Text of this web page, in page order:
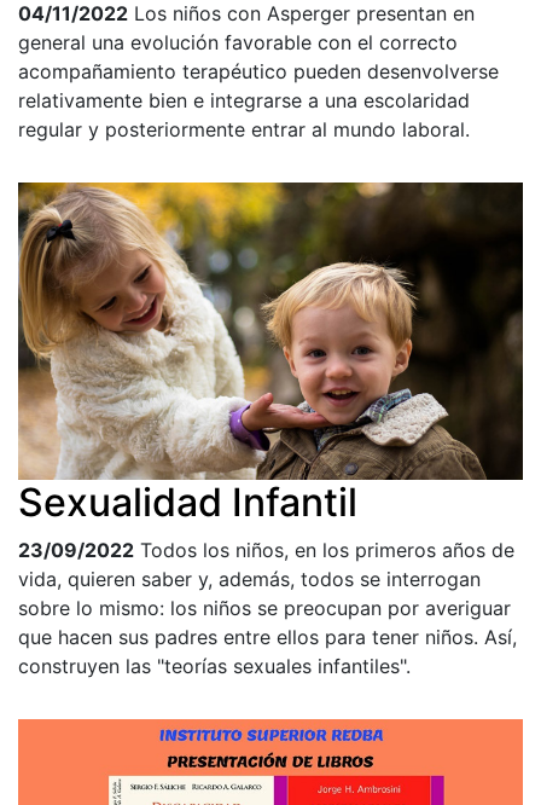
04/11/2022 Los niños con Asperger presentan en
general una evolución favorable con el correcto
acompañamiento terapéutico pueden desenvolverse
relativamente bien e integrarse a una escolaridad
regular y posteriormente entrar al mundo laboral.
Sexualidad Infantil
23/09/2022 Todos los niños, en los primeros años de
vida, quieren saber y, además, todos se interrogan
sobre lo mismo: los niños se preocupan por averiguar
que hacen sus padres entre ellos para tener niños. Así,
construyen las "teorías sexuales infantiles".